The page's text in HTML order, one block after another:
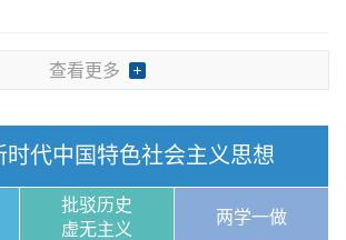
要推进中国制造向中国创造转变、中国速度向中国质
查看更多
时代中国特色社会主义思想
批驳历史
虚无主义
两学一做